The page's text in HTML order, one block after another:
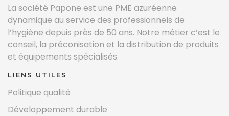
La société Papone est une PME azuréenne
dynamique au service des professionnels de
l’hygiène depuis près de 50 ans. Notre métier c’est le
conseil, la préconisation et la distribution de produits
et équipements spécialisés.
LIENS UTILES
Politique qualité
Développement durable